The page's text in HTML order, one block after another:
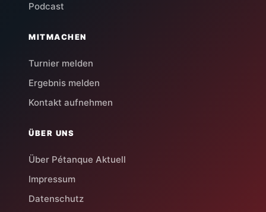
Podcast
MITMACHEN
Turnier melden
Ergebnis melden
Kontakt aufnehmen
ÜBER UNS
Über Pétanque Aktuell
Impressum
Datenschutz